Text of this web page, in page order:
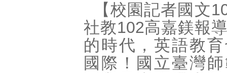
【校園記者國文
社教102高嘉鎂報
的時代，英語教
國際！國立臺灣